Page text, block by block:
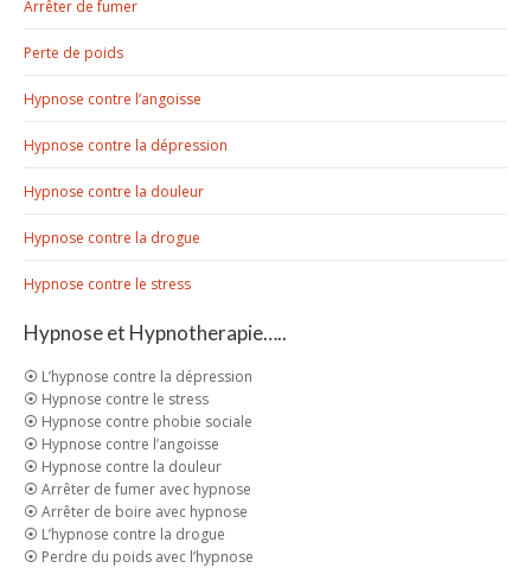
Arrêter de fumer
Perte de poids
Hypnose contre l’angoisse
Hypnose contre la dépression
Hypnose contre la douleur
Hypnose contre la drogue
Hypnose contre le stress
Hypnose et Hypnotherapie…..
⦿ L’hypnose contre la dépression
⦿ Hypnose contre le stress
⦿ Hypnose contre phobie sociale
⦿ Hypnose contre l’angoisse
⦿ Hypnose contre la douleur
⦿ Arrêter de fumer avec hypnose
⦿ Arrêter de boire avec hypnose
⦿ L’hypnose contre la drogue
⦿ Perdre du poids avec l’hypnose